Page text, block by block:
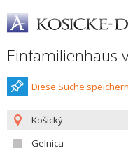
Einfamilienhaus
Diese Suche speichern
Košický
Gelnica